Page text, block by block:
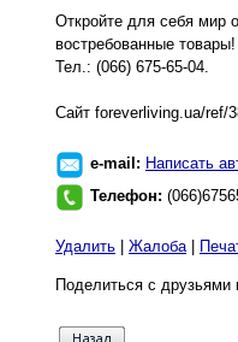
Откройте для себя мир
востребованные товары!
Тел.: (066) 675-65-04.
Cайт foreverliving.ua/ref/
e-mail: Написать
Телефон:
Удалить Жалоба|
Поделиться с друзьями